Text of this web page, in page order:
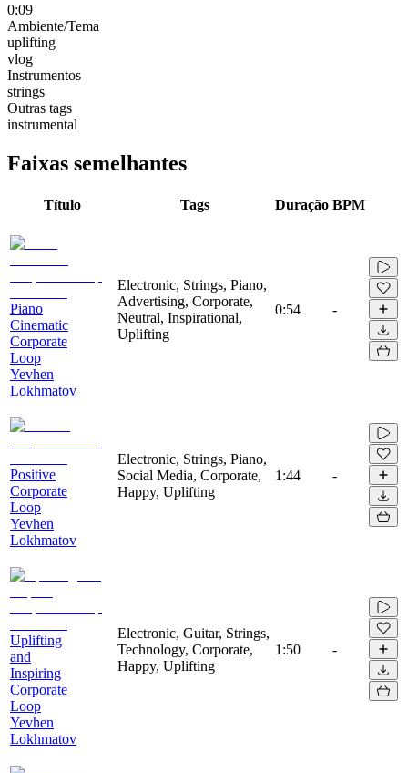
0:09
Ambiente/Tema
uplifting
vlog
Instrumentos
strings
Outras tags
instrumental
Faixas semelhantes
Título Tags Duração BPM
Piano
Cinematic
Corporate
Loop
Yevhen
Lokhmatov
Electronic, Strings, Piano,
Advertising, Corporate,
Neutral, Inspirational,
Uplifting
0:54 -
Positive
Corporate
Loop
Yevhen
Lokhmatov
Electronic, Strings, Piano,
Social Media, Corporate,
Happy, Uplifting
1:44 -
Uplifting
and
Inspiring
Corporate
Loop
Yevhen
Lokhmatov
Electronic, Guitar, Strings,
Technology, Corporate,
Happy, Uplifting
1:50 -